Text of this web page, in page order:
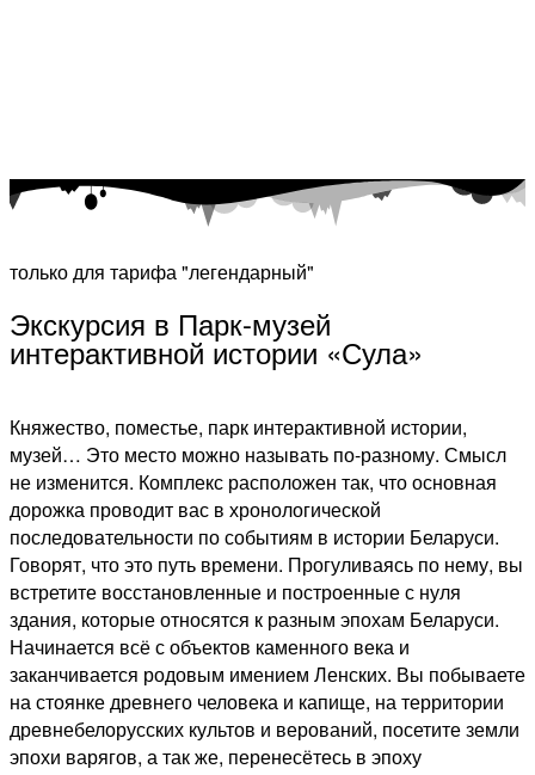
только для тарифа "легендарный"
Экскурсия в Парк-музей
интерактивной истории «Сула»
Княжество, поместье, парк интерактивной истории,
музей… Это место можно называть по-разному. Смысл
не изменится. Комплекс расположен так, что основная
дорожка проводит вас в хронологической
последовательности по событиям в истории Беларуси.
Говорят, что это путь времени. Прогуливаясь по нему, вы
встретите восстановленные и построенные с нуля
здания, которые относятся к разным эпохам Беларуси.
Начинается всё с объектов каменного века и
заканчивается родовым имением Ленских. Вы побываете
на стоянке древнего человека и капище, на территории
древнебелорусских культов и верований, посетите земли
эпохи варягов, а так же, перенесётесь в эпоху